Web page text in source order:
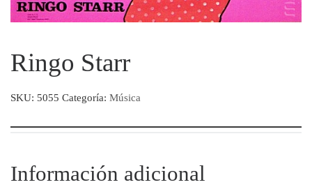
Ringo Starr
SKU: 5055 Categoría: Música
Información adicional